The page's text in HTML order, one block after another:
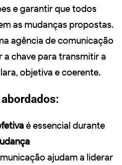
e garantir que todos
as mudanças propostas.
agência de comunicação
a chave para transmitir a
objetiva e coerente.
é essencial durante
ajudam a liderar